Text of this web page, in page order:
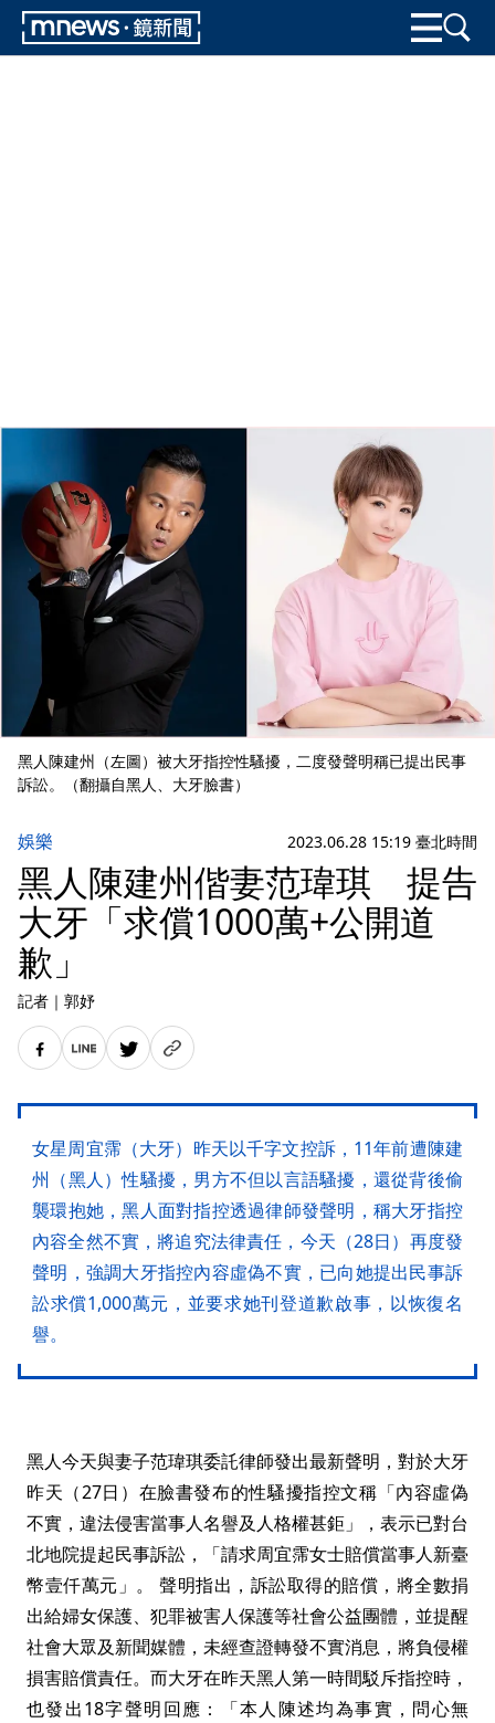
黑人陳建州（左圖）被大牙指控性騷擾，二度發聲明稱已提出民事
訴訟。（翻攝自黑人、大牙臉書）
娛樂 2023.06.28 15:19 臺北時間
黑人陳建州偕妻范瑋琪 提告
大牙「求償1000萬+公開道
歉」
記者 ｜ 郭妤
女星周宜霈（大牙）昨天以千字文控訴，11年前遭陳建
州（黑人）性騷擾，男方不但以言語騷擾，還從背後偷
襲環抱她，黑人面對指控透過律師發聲明，稱大牙指控
內容全然不實，將追究法律責任，今天（28日）再度發
聲明，強調大牙指控內容虛偽不實，已向她提出民事訴
訟求償1,000萬元，並要求她刊登道歉啟事，以恢復名
譽。
黑人今天與妻子范瑋琪委託律師發出最新聲明，對於大牙
昨天（27日）在臉書發布的性騷擾指控文稱「內容虛偽
不實，違法侵害當事人名譽及人格權甚鉅」，表示已對台
北地院提起民事訴訟，「請求周宜霈女士賠償當事人新臺
幣壹仟萬元」。 聲明指出，訴訟取得的賠償，將全數捐
出給婦女保護、犯罪被害人保護等社會公益團體，並提醒
社會大眾及新聞媒體，未經查證轉發不實消息，將負侵權
損害賠償責任。而大牙在昨天黑人第一時間駁斥指控時，
也發出18字聲明回應：「本人陳述均為事實，問心無